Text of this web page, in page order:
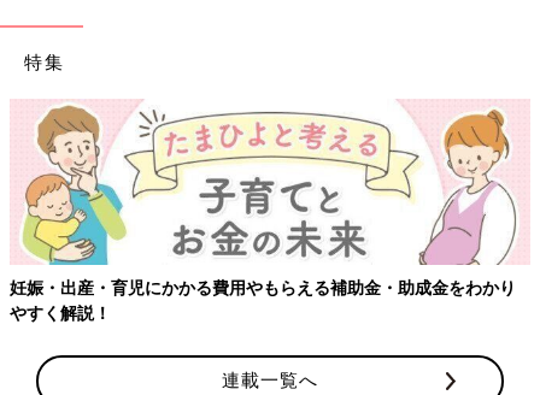
特集
【ワクチン接種できるものも】妊婦の感染症対策、知っておいて！
連載一覧へ